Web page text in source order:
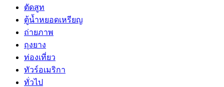
ตัดสูท
ตู้น้ำหยอดเหรียญ
ถ่ายภาพ
ถุงยาง
ท่องเที่ยว
ทัวร์อเมริกา
ทั่วไป